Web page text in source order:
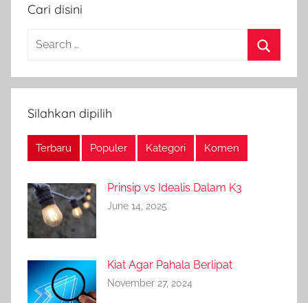
Cari disini
Search
Silahkan dipilih
Terbaru Populer Kategori Komen
Prinsip vs Idealis Dalam K3
June 14, 2025
Kiat Agar Pahala Berlipat
November 27, 2024